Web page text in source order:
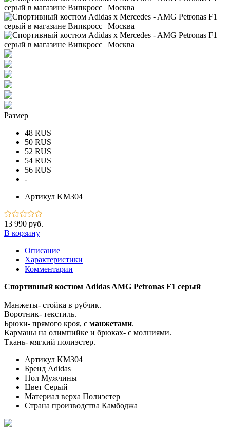
Размер
48 RUS
50 RUS
52 RUS
54 RUS
56 RUS
-
Артикул KM304
13 990 руб.
В корзину
Описание
Характеристики
Комментарии
Спортивный костюм Adidas AMG Petronas F1 серый
Манжеты- стойка в рубчик.
Воротник- текстиль.
Брюки- прямого кроя, с манжетами.
Карманы на олимпийке и брюках- с молниями.
Ткань- мягкий полиэстер.
Артикул KM304
Бренд Adidas
Пол Мужчины
Цвет Серый
Материал верха Полиэстер
Страна производства Камбоджа